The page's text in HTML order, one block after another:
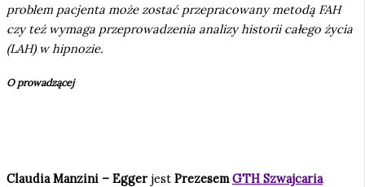
problem pacjenta może zostać przepracowany metodą FAH
czy też wymaga przeprowadzenia analizy historii całego życia
(LAH) w hipnozie.
O prowadzącej
Claudia Manzini – Eggerjest PrezesemGTH Szwajcaria